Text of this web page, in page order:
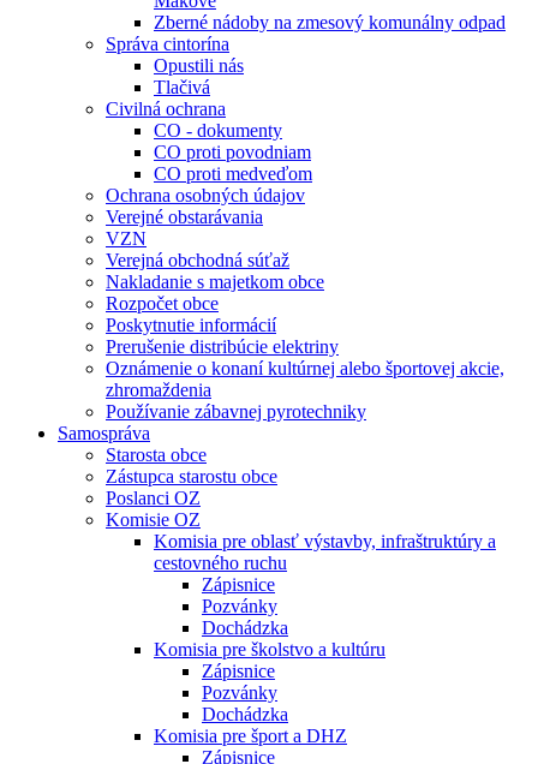
Zberné nádoby na zmesový komunálny odpad
Správa cintorína
Opustili nás
Tlačivá
Civilná ochrana
CO - dokumenty
CO proti povodniam
CO proti medveďom
Ochrana osobných údajov
Verejné obstarávania
VZN
Verejná obchodná súťaž
Nakladanie s majetkom obce
Rozpočet obce
Poskytnutie informácií
Prerušenie distribúcie elektriny
Oznámenie o konaní kultúrnej alebo športovej akcie,
zhromaždenia
Používanie zábavnej pyrotechniky
Samospráva
Starosta obce
Zástupca starostu obce
Poslanci OZ
Komisie OZ
Komisia pre oblasť výstavby, infraštruktúry a
cestovného ruchu
Zápisnice
Pozvánky
Dochádzka
Komisia pre školstvo a kultúru
Zápisnice
Pozvánky
Dochádzka
Komisia pre šport a DHZ
Zápisnice